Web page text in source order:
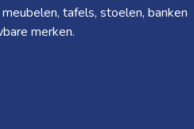
tafels, stoelen, banken
merken.